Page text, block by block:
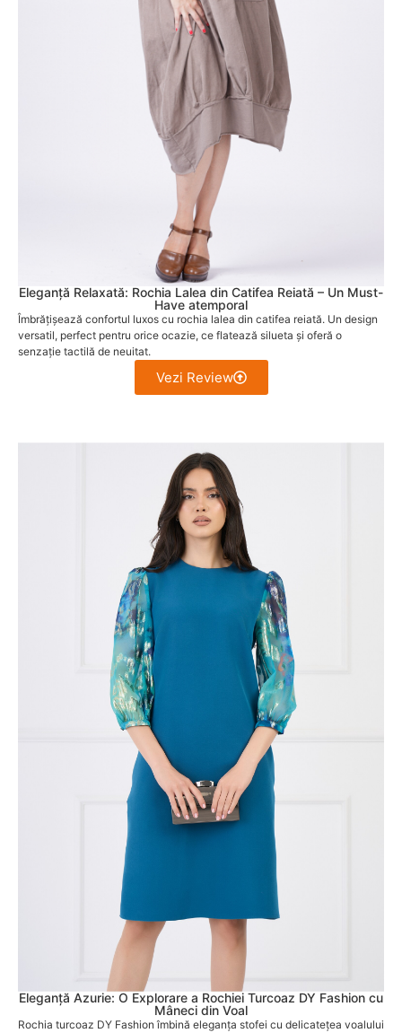
Eleganță Relaxată: Rochia Lalea din Catifea Reiată – Un Must-
Have atemporal
Îmbrățișează confortul luxos cu rochia lalea din catifea reiată. Un design
versatil, perfect pentru orice ocazie, ce flatează silueta și oferă o
senzație tactilă de neuitat.
Vezi Review
Eleganță Azurie: O Explorare a Rochiei Turcoaz DY Fashion cu
Mâneci din Voal
Rochia turcoaz DY Fashion îmbină eleganța stofei cu delicatețea voalului